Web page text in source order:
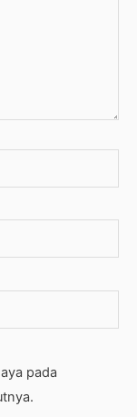
pada